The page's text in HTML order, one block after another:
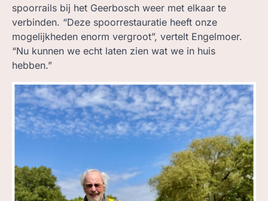
spoorrails bij het Geerbosch weer met elkaar te
verbinden. “Deze spoorrestauratie heeft onze
mogelijkheden enorm vergroot”, vertelt Engelmoer.
“Nu kunnen we echt laten zien wat we in huis
hebben.”